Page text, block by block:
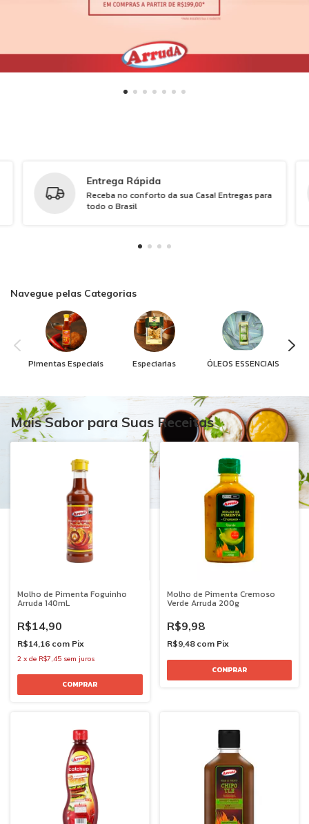
Entrega Rápida
Receba no conforto da sua Casa! Entregas para
todo o Brasil
Navegue pelas Categorias
Pimentas Especiais Especiarias ÓLEOS ESSENCIAIS
Mais Sabor para Suas Receitas
Molho de Pimenta Foguinho
Arruda 140mL
R$14,90
R$14,16 com Pix
2 x de R$7,45 sem juros
Molho de Pimenta Cremoso
Verde Arruda 200g
R$9,98
R$9,48 com Pix